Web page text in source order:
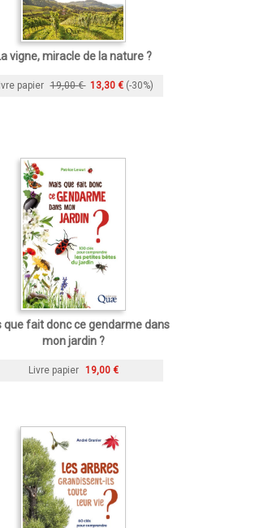
vigne, miracle de la nature ?
papier 19,00 € 13,30 € (-30%)
que fait donc ce gendarme dans
mon jardin ?
Livre papier 19,00 €